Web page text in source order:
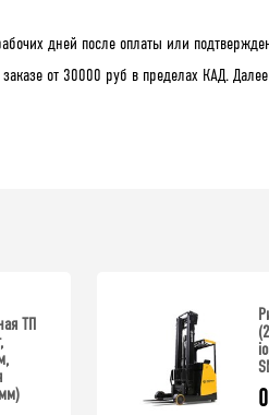
дней после оплаты или
заказе от 30000 руб в пределах КАД.
ТП
0